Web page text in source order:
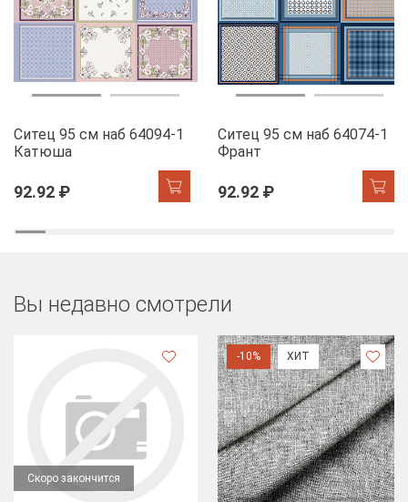
Ситец 95 см наб 64094-1
Катюша
92.92 ₽
Ситец 95 см наб 64074-1
Франт
92.92 ₽
Вы недавно смотрели
Скоро закончится
-10% ХИТ